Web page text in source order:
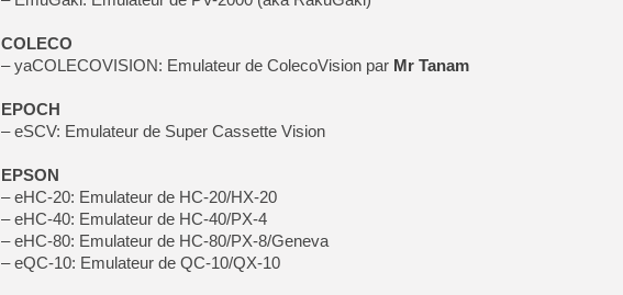
COLECO
– yaCOLECOVISION: Emulateur de ColecoVision par Mr Tanam
EPOCH
– eSCV: Emulateur de Super Cassette Vision
EPSON
– eHC-20: Emulateur de HC-20/HX-20
– eHC-40: Emulateur de HC-40/PX-4
– eHC-80: Emulateur de HC-80/PX-8/Geneva
– eQC-10: Emulateur de QC-10/QX-10